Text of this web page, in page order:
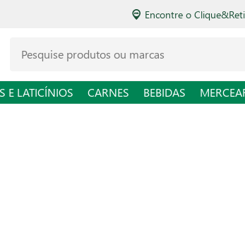
Encontre o Clique&Retire Como
E LATICÍNIOS CARNES BEBIDAS